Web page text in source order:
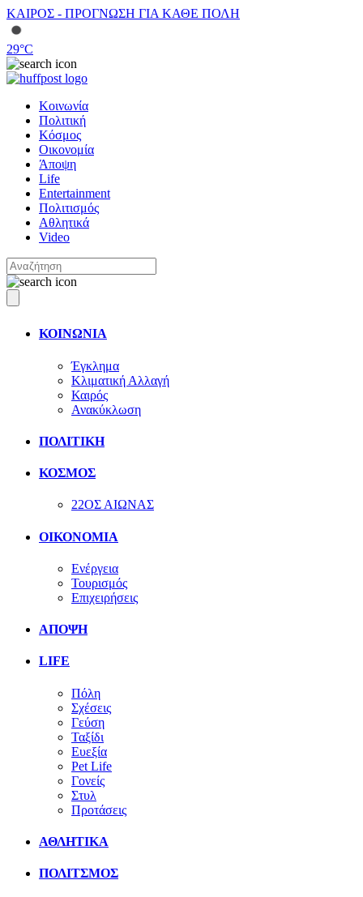
ΚΑΙΡΟΣ - ΠΡΟΓΝΩΣΗ ΓΙΑ ΚΑΘΕ ΠΟΛΗ
29°C
Κοινωνία
Πολιτική
Κόσμος
Οικονομία
Άποψη
Life
Entertainment
Πολιτισμός
Αθλητικά
Video
ΚΟΙΝΩΝΙΑ
Έγκλημα
Κλιματική Αλλαγή
Καιρός
Ανακύκλωση
ΠΟΛΙΤΙΚΗ
ΚΟΣΜΟΣ
22ΟΣ ΑΙΩΝΑΣ
ΟΙΚΟΝΟΜΙΑ
Ενέργεια
Τουρισμός
Επιχειρήσεις
ΑΠΟΨΗ
LIFE
Πόλη
Σχέσεις
Γεύση
Ταξίδι
Ευεξία
Pet Life
Γονείς
Στυλ
Προτάσεις
ΑΘΛΗΤΙΚΑ
ΠΟΛΙΤΣΜΟΣ